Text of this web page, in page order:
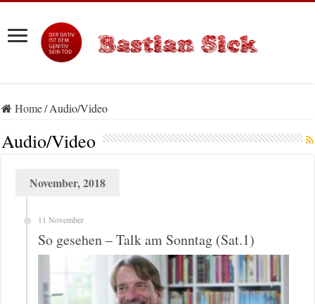
Home/Audio/Video
Audio/Video
November, 2018
11 November
So gesehen – Talk am Sonntag (Sat.1)